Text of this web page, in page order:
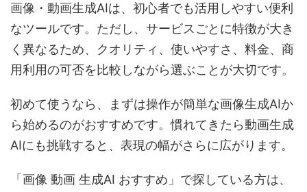
画像・動画生成AIは、初心者でも活用しやすい便利
なツールです。ただし、サービスごとに特徴が大き
く異なるため、クオリティ、使いやすさ、料金、商
用利用の可否を比較しながら選ぶことが大切です。
初めて使うなら、まずは操作が簡単な画像生成AIか
ら始めるのがおすすめです。慣れてきたら動画生成
AIにも挑戦すると、表現の幅がさらに広がります。
「画像 動画 生成AI おすすめ」で探している方は、